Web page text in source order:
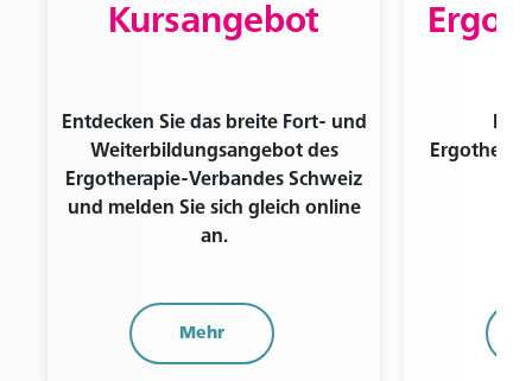
Kursangebot
Entdecken Sie das breite Fort- und
Weiterbildungsangebot des
Ergotherapie-Verbandes Schweiz
und melden Sie sich gleich online
an.
Mehr